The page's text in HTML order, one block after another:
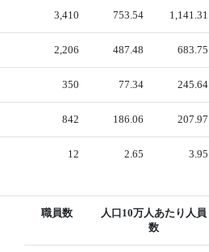
3,410 753.54 1,141.31
2,206 487.48 683.75
350 77.34 245.64
842 186.06 207.97
12 2.65 3.95
職員数
人口10万人あたり人員
数